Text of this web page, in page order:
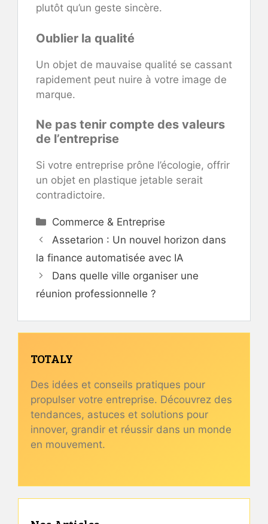
plutôt qu’un geste sincère.
Oublier la qualité
Un objet de mauvaise qualité se cassant
rapidement peut nuire à votre image de
marque.
Ne pas tenir compte des valeurs
de l’entreprise
Si votre entreprise prône l’écologie, offrir
un objet en plastique jetable serait
contradictoire.
Catégories
Commerce & Entreprise
Assetarion : Un nouvel horizon dans
la finance automatisée avec IA
Dans quelle ville organiser une
réunion professionnelle ?
TOTALY
Des idées et conseils pratiques pour
propulser votre entreprise. Découvrez des
tendances, astuces et solutions pour
innover, grandir et réussir dans un monde
en mouvement.